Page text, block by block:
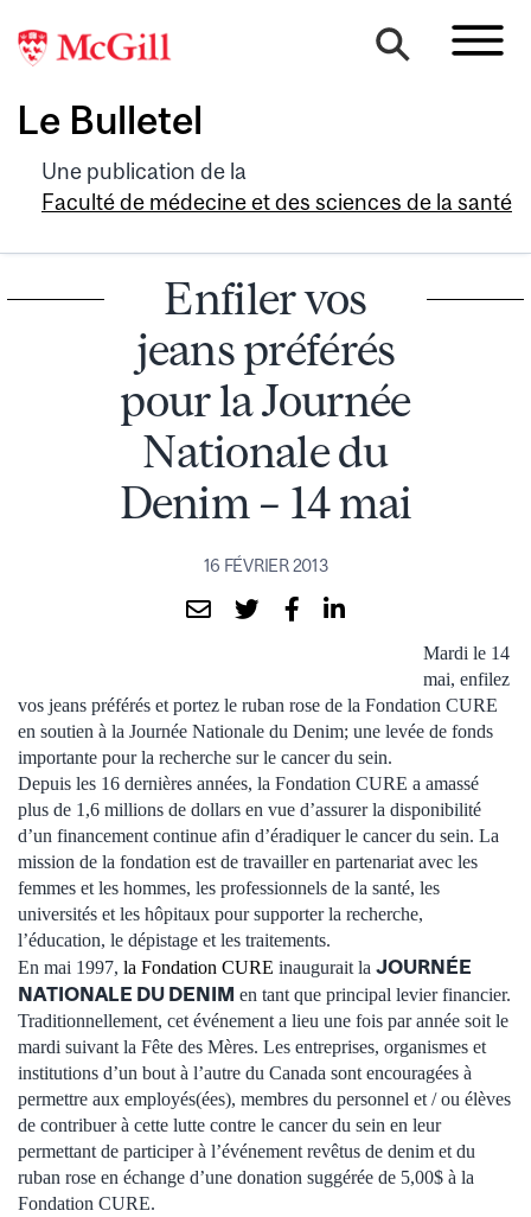
Le Bulletel
Une publication de la
Faculté de médecine et des sciences de la santé
Enfiler vos
jeans préférés
pour la Journée
Nationale du
Denim – 14 mai
16 FÉVRIER 2013
Mardi le 14
mai, enfilez
vos jeans préférés et portez le ruban rose de la Fondation CURE
en soutien à la Journée Nationale du Denim; une levée de fonds
importante pour la recherche sur le cancer du sein.
Depuis les 16 dernières années, la Fondation CURE a amassé
plus de 1,6 millions de dollars en vue d’assurer la disponibilité
d’un financement continue afin d’éradiquer le cancer du sein. La
mission de la fondation est de travailler en partenariat avec les
femmes et les hommes, les professionnels de la santé, les
universités et les hôpitaux pour supporter la recherche,
l’éducation, le dépistage et les traitements.
En mai 1997, la Fondation CURE inaugurait la JOURNÉE
NATIONALE DU DENIM en tant que principal levier financier.
Traditionnellement, cet événement a lieu une fois par année soit le
mardi suivant la Fête des Mères. Les entreprises, organismes et
institutions d’un bout à l’autre du Canada sont encouragées à
permettre aux employés(ées), membres du personnel et / ou élèves
de contribuer à cette lutte contre le cancer du sein en leur
permettant de participer à l’événement revêtus de denim et du
ruban rose en échange d’une donation suggérée de 5,00$ à la
Fondation CURE.